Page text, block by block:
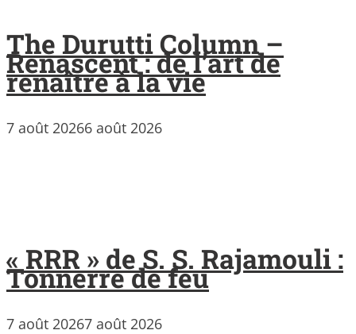
The Durutti Column –
Renascent : de l’art de
renaître à la vie
7 août 20266 août 2026
« RRR » de S. S. Rajamouli :
Tonnerre de feu
7 août 20267 août 2026